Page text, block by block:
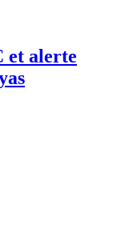
et alerte